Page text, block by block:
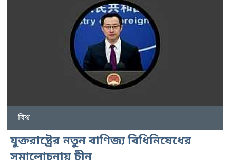
বিশ্ব
যুক্তরাষ্ট্রের নতুন বাণিজ্য বিধিনিষেধের
সমালোচনায় চীন